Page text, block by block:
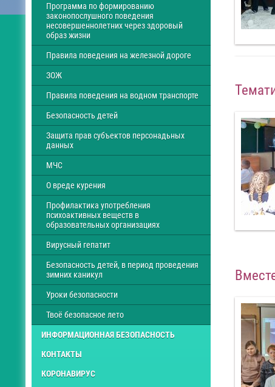
Программа по формированию
законопослушного поведения
несовершеннолетних через здоровый
образ жизни
Правила поведения на железной дороге
ЗОЖ
Правила поведения на водном транспорте
Безопасность детей
Защита прав субъектов персонадьных
данных
МЧС
О вреде курения
Профилактика употребления
психоактивных веществ в
образовательных организациях
Вирусный гепатит
Безопасность детей, в период проведения
зимних каникул
Уроки безопасности
Твоё безопасное лето
ИНФОРМАЦИОННАЯ БЕЗОПАСНОСТЬ
КОНТАКТЫ
КОРОНАВИРУС